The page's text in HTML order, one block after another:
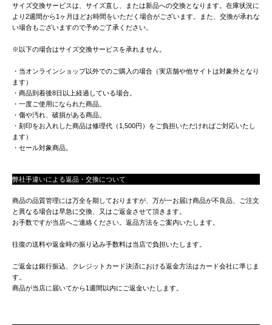
サイズ交換サービスは、サイズ直し、または新品への交換となります。在庫状況に
より2週間から1ヶ月ほどお時間をいただく場合がございます。また、交換が承れな
い場合もございますので予めご了承ください。
※以下の場合はサイズ交換サービスを承れません。
・当オンラインショップ以外でのご購入の場合（実店舗や他サイトは対象外となり
ます）
・商品到着後8日以上経過している場合。
・一度ご使用になられた商品。
・傷や汚れ、破損がある商品。
・刻印をお入れした商品は修理代（1,500円）をご負担いただければご対応いたし
ます）
・セール対象商品。
弊社手違いによる返品・交換について
商品の品質管理には万全を期しておりますが、万が一お届け商品が不良品、ご注文
と異なる場合は早急に交換、又はご返金させて頂きます。
お手数ですが当店へご連絡ください。返品方法をご案内いたします。
往復の送料や返金時の振り込み手数料は当店で負担いたします。
ご返金は銀行振込、クレジットカード決済における返金方法はカード会社に準じま
す。
商品が当店に届いてから1週間以内にご返金いたします。